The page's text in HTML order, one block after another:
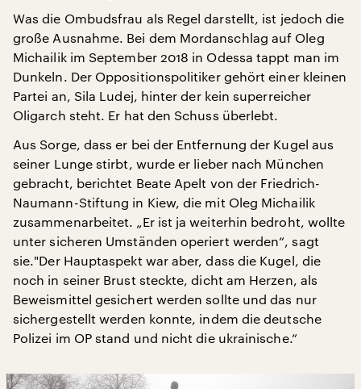
Was die Ombudsfrau als Regel darstellt, ist jedoch die
große Ausnahme. Bei dem Mordanschlag auf Oleg
Michailik im September 2018 in Odessa tappt man im
Dunkeln. Der Oppositionspolitiker gehört einer kleinen
Partei an, Sila Ludej, hinter der kein superreicher
Oligarch steht. Er hat den Schuss überlebt.
Aus Sorge, dass er bei der Entfernung der Kugel aus
seiner Lunge stirbt, wurde er lieber nach München
gebracht, berichtet Beate Apelt von der Friedrich-
Naumann-Stiftung in Kiew, die mit Oleg Michailik
zusammenarbeitet. „Er ist ja weiterhin bedroht, wollte
unter sicheren Umständen operiert werden“, sagt
sie."Der Hauptaspekt war aber, dass die Kugel, die
noch in seiner Brust steckte, dicht am Herzen, als
Beweismittel gesichert werden sollte und das nur
sichergestellt werden konnte, indem die deutsche
Polizei im OP stand und nicht die ukrainische.“